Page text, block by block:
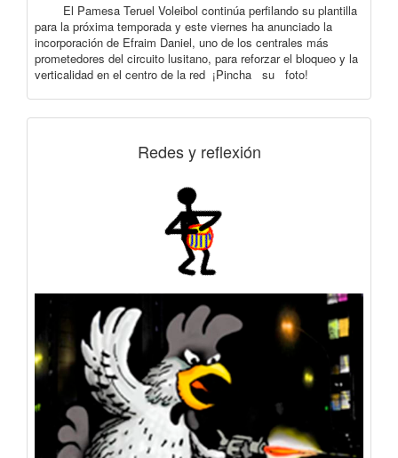
El Pamesa Teruel Voleibol continúa perfilando su plantilla
para la próxima temporada y este viernes ha anunciado la
incorporación de Efraim Daniel, uno de los centrales más
prometedores del circuito lusitano, para reforzar el bloqueo y la
verticalidad en el centro de la red ¡Pincha su foto!
Redes y reflexión